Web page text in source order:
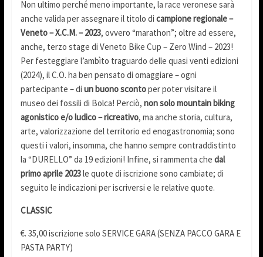
Non ultimo perché meno importante, la race veronese sarà
anche valida per assegnare il titolo di campione regionale –
Veneto – X.C.M. – 2023, ovvero “marathon”; oltre ad essere,
anche, terzo stage di Veneto Bike Cup – Zero Wind – 2023!
Per festeggiare l’ambìto traguardo delle quasi venti edizioni
(2024), il C.O. ha ben pensato di omaggiare – ogni
partecipante – di un buono scontoper poter visitare il
museo dei fossili di Bolca! Perciò, non solo mountain biking
agonistico e/o ludico – ricreativo, ma anche storia, cultura,
arte, valorizzazione del territorio ed enogastronomia; sono
questi i valori, insomma, che hanno sempre contraddistinto
la “DURELLO” da 19 edizioni! Infine, si rammenta che dal
primo aprile 2023le quote di iscrizione sono cambiate; di
seguito le indicazioni per iscriversi e le relative quote.
CLASSIC
€. 35,00 iscrizione solo SERVICE GARA (SENZA PACCO GARA E
PASTA PARTY)